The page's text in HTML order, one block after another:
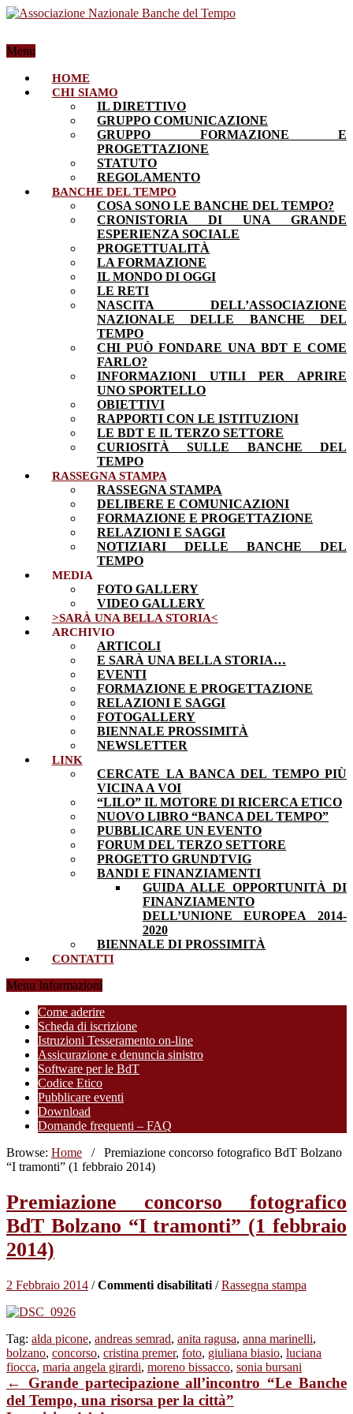
Menu
HOME
CHI SIAMO
IL DIRETTIVO
GRUPPO COMUNICAZIONE
GRUPPO FORMAZIONE E
PROGETTAZIONE
STATUTO
REGOLAMENTO
BANCHE DEL TEMPO
COSA SONO LE BANCHE DEL TEMPO?
CRONISTORIA DI UNA GRANDE
ESPERIENZA SOCIALE
PROGETTUALITÀ
LA FORMAZIONE
IL MONDO DI OGGI
LE RETI
NASCITA DELL’ASSOCIAZIONE
NAZIONALE DELLE BANCHE DEL
TEMPO
CHI PUÒ FONDARE UNA BDT E COME
FARLO?
INFORMAZIONI UTILI PER APRIRE
UNO SPORTELLO
OBIETTIVI
RAPPORTI CON LE ISTITUZIONI
LE BDT E IL TERZO SETTORE
CURIOSITÀ SULLE BANCHE DEL
TEMPO
RASSEGNA STAMPA
RASSEGNA STAMPA
DELIBERE E COMUNICAZIONI
FORMAZIONE E PROGETTAZIONE
RELAZIONI E SAGGI
NOTIZIARI DELLE BANCHE DEL
TEMPO
MEDIA
FOTO GALLERY
VIDEO GALLERY
>SARÀ UNA BELLA STORIA<
ARCHIVIO
ARTICOLI
E SARÀ UNA BELLA STORIA…
EVENTI
FORMAZIONE E PROGETTAZIONE
RELAZIONI E SAGGI
FOTOGALLERY
BIENNALE PROSSIMITÀ
NEWSLETTER
LINK
CERCATE LA BANCA DEL TEMPO PIÙ
VICINA A VOI
“LILO” IL MOTORE DI RICERCA ETICO
NUOVO LIBRO “BANCA DEL TEMPO”
PUBBLICARE UN EVENTO
FORUM DEL TERZO SETTORE
PROGETTO GRUNDTVIG
BANDI E FINANZIAMENTI
GUIDA ALLE OPPORTUNITÀ DI
FINANZIAMENTO
DELL’UNIONE EUROPEA 2014-
2020
BIENNALE DI PROSSIMITÀ
CONTATTI
Menu Informazioni
Come aderire
Scheda di iscrizione
Istruzioni Tesseramento on-line
Assicurazione e denuncia sinistro
Software per le BdT
Codice Etico
Pubblicare eventi
Download
Domande frequenti – FAQ
Browse: Home /
Premiazione concorso fotografico BdT Bolzano
“I tramonti” (1 febbraio 2014)
Premiazione concorso fotografico
BdT Bolzano “I tramonti” (1 febbraio
2014)
2 Febbraio 2014 /Commenti disabilitatisu
BdT
Bolzano
“I
tramonti”
(1
/Rassegna stampa
Tag: alda picone, andreas semrad, anita ragusa, anna marinelli,
bolzano, concorso, cristina premer, foto, giuliana biasio, luciana
fiocca, maria angela girardi, moreno bissacco, sonia bursani
← Grande partecipazione all’incontro “Le Banche
del Tempo, una risorsa per la città”